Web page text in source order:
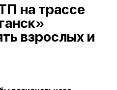
на трассе
взрослых и